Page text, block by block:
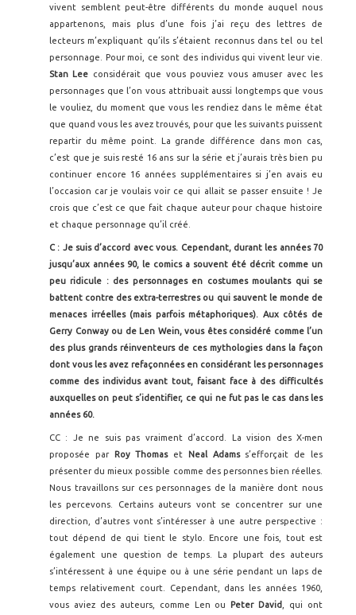
vivent semblent peut-être différents du monde auquel nous
appartenons, mais plus d’une fois j’ai reçu des lettres de
lecteurs m’expliquant qu’ils s’étaient reconnus dans tel ou tel
personnage. Pour moi, ce sont des individus qui vivent leur vie.
Stan Lee considérait que vous pouviez vous amuser avec les
personnages que l’on vous attribuait aussi longtemps que vous
le vouliez, du moment que vous les rendiez dans le même état
que quand vous les avez trouvés, pour que les suivants puissent
repartir du même point. La grande différence dans mon cas,
c’est que je suis resté 16 ans sur la série et j’aurais très bien pu
continuer encore 16 années supplémentaires si j’en avais eu
l’occasion car je voulais voir ce qui allait se passer ensuite ! Je
crois que c’est ce que fait chaque auteur pour chaque histoire
et chaque personnage qu’il créé.
C : Je suis d’accord avec vous. Cependant, durant les années 70
jusqu’aux années 90, le comics a souvent été décrit comme un
peu ridicule : des personnages en costumes moulants qui se
battent contre des extra-terrestres ou qui sauvent le monde de
menaces irréelles (mais parfois métaphoriques). Aux côtés de
Gerry Conway ou de Len Wein, vous êtes considéré comme l’un
des plus grands réinventeurs de ces mythologies dans la façon
dont vous les avez refaçonnées en considérant les personnages
comme des individus avant tout, faisant face à des difficultés
auxquelles on peut s’identifier, ce qui ne fut pas le cas dans les
années 60.
CC : Je ne suis pas vraiment d’accord. La vision des X-men
proposée par Roy Thomaset Neal Adamss’efforçait de les
présenter du mieux possible comme des personnes bien réelles.
Nous travaillons sur ces personnages de la manière dont nous
les percevons. Certains auteurs vont se concentrer sur une
direction, d’autres vont s’intéresser à une autre perspective :
tout dépend de qui tient le stylo. Encore une fois, tout est
également une question de temps. La plupart des auteurs
s’intéressent à une équipe ou à une série pendant un laps de
temps relativement court. Cependant, dans les années 1960,
vous aviez des auteurs, comme Len ou Peter David
, qui ont